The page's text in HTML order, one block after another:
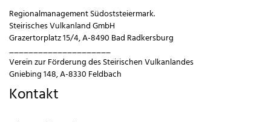
Regionalmanagement Südoststeiermark.
Steirisches Vulkanland GmbH
Grazertorplatz 15/4, A-8490 Bad Radkersburg
_____________________
Verein zur Förderung des Steirischen Vulkanlandes
Gniebing 148, A-8330 Feldbach
Kontakt